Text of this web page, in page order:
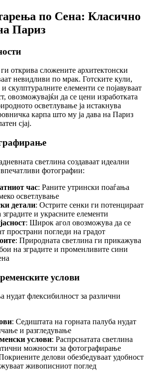
по Сена: Класично
Париз
открива сложените архитектонски
невидливи по мрак. Готските кули,
скулптуралните елементи се појавуваат
овозможувајќи да се цени изработката
осветлување ја истакнува
карпа што му ја дава на Париз
сјај.
светлина создаваат идеални
фотографии:
час: Раните утрински поаѓања
осветлување
детали: Острите сенки ги потенцираат
зградите и украсните елементи
: Широк агол овозможува да се
пространи погледи на градот
: Природната светлина ги прикажува
на зградите и променливите сини
услови
нудат флексибилност за различни
: Седиштата на горната палуба нудат
и разгледување
услови: Распрснатата светлина
можности за фотографирање
делови обезбедуваат удобност
живописниот поглед